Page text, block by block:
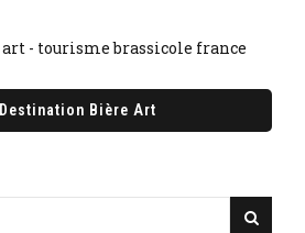
Destination Bière Art